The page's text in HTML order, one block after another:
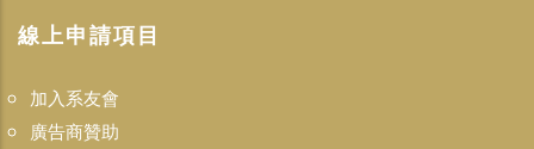
線上申請項目
加入系友會
廣告商贊助